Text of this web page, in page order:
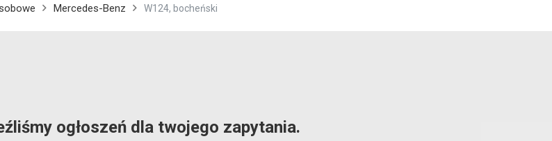
Mercedes-Benz W124, bocheński
ogłoszeń dla twojego zapytania.